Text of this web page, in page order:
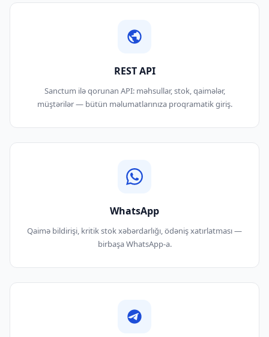
REST API
Sanctum ilə qorunan API: məhsullar, stok, qaimələr,
müştərilər — bütün məlumatlarınıza proqramatik giriş.
WhatsApp
Qaimə bildirişi, kritik stok xəbərdarlığı, ödəniş xatırlatması —
birbaşa WhatsApp-a.